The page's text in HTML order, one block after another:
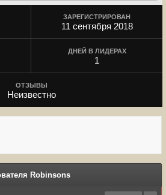
ЗАРЕГИСТРИРОВАН
11 сентября 2018
ДНЕЙ В ЛИДЕРАХ
1
ОТЗЫВЫ
Неизвестно
Robinsons